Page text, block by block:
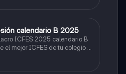
calendario B 2025
ICFES 2025 calendario B
el mejor ICFES de tu colegio y
y estudiar aquella
sueñas.